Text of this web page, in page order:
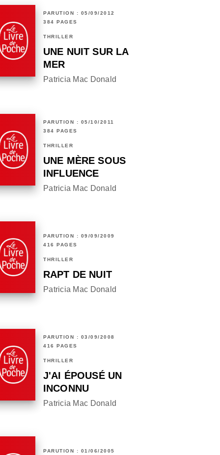
PARUTION : 05/09/2012
384 PAGES
THRILLER
UNE NUIT SUR LA
MER
Patricia Mac Donald
PARUTION : 05/10/2011
384 PAGES
THRILLER
UNE MÈRE SOUS
INFLUENCE
Patricia Mac Donald
PARUTION : 09/09/2009
416 PAGES
THRILLER
RAPT DE NUIT
Patricia Mac Donald
PARUTION : 03/09/2008
416 PAGES
THRILLER
J'AI ÉPOUSÉ UN
INCONNU
Patricia Mac Donald
PARUTION : 01/06/2005